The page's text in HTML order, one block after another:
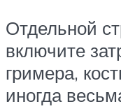
Отдельной
включите
гримера,
иногда